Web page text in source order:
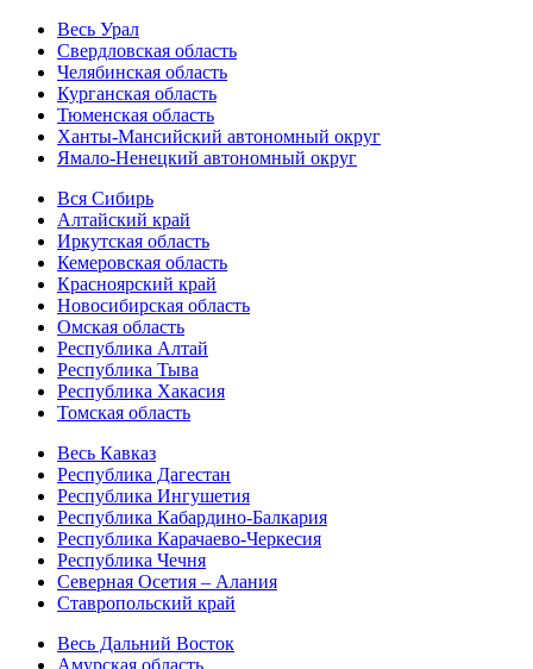
Весь Урал
Свердловская область
Челябинская область
Курганская область
Тюменская область
Ханты-Мансийский автономный округ
Ямало-Ненецкий автономный округ
Вся Сибирь
Алтайский край
Иркутская область
Кемеровская область
Красноярский край
Новосибирская область
Омская область
Республика Алтай
Республика Тыва
Республика Хакасия
Томская область
Весь Кавказ
Республика Дагестан
Республика Ингушетия
Республика Кабардино-Балкария
Республика Карачаево-Черкесия
Республика Чечня
Северная Осетия – Алания
Ставропольский край
Весь Дальний Восток
Амурская область